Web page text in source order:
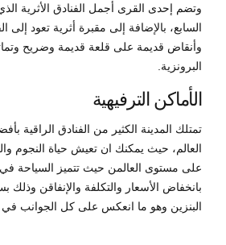
وتضم إحدى القرى أجمل الفنادق الأثرية
السابع، بالإضافة إلى مقبرة أثرية تعود إلى
وأنقاض قديمة على قلعة قديمة وضريح
البرونزية.
الأماكن الترفيهية
تمتلك المدينة الكثير من الفنادق الراقية
العالم، حيث يمكنك ان تعيش حياة النجوم
على مستوى العالمن حيث تتميز السياحة
بانخفاض الأسعار والتكلفة والإنفاقن
البنزين وهو ما انعكس على كل الجوانب في